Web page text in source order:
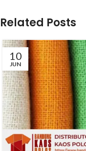
Related Posts
10
JUN